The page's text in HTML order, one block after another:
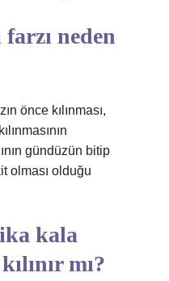
neden
önce kılınması,
gündüzün bitip
olması olduğu
kala
mı?